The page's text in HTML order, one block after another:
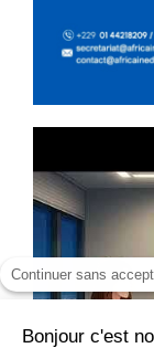
Continuer sans
Bonjour c'est